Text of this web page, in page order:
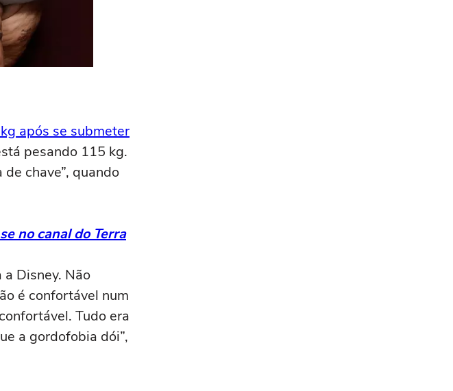
após se submeter
pesando 115 kg.
chave”, quando
no canal do Terra
Disney. Não
é confortável num
Tudo era
a gordofobia dói”,